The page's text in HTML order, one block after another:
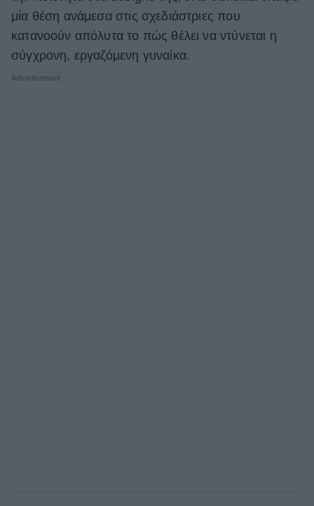
μία θέση ανάμεσα στις σχεδιάστριες που
κατανοούν απόλυτα το πώς θέλει να ντύνεται η
σύγχρονη, εργαζόμενη γυναίκα.